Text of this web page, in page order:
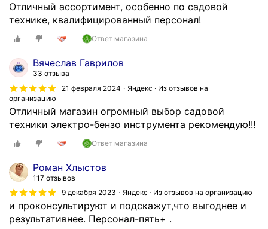
Отличный ассортимент, особенно по садовой
технике, квалифицированный персонал!
Ответ магазина
Вячеслав Гаврилов
33 отзыва
21 февраля 2024
Яндекс · Из отзывов на
организацию
Отличный магазин огромный выбор садовой
техники электро-бензо инструмента рекомендую!!!
Ответ магазина
Роман Хлыстов
117 отзывов
9 декабря 2023
Яндекс · Из отзывов на организацию
и проконсультируют и подскажут,что выгоднее и
результативнее. Персонал-пять+ .